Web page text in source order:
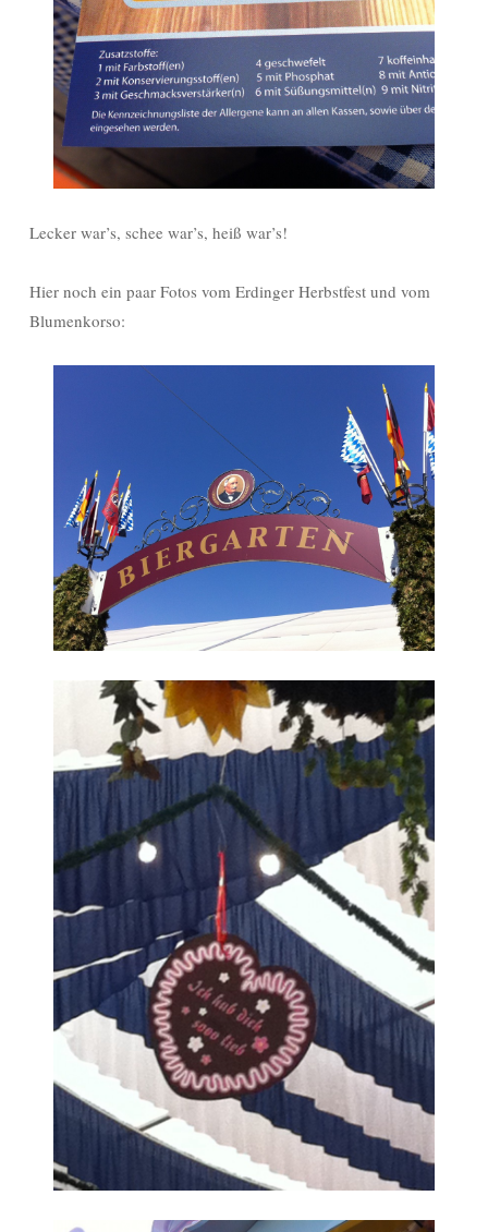
Lecker war’s, schee war’s, heiß war’s!
Hier noch ein paar Fotos vom Erdinger Herbstfest und vom
Blumenkorso: